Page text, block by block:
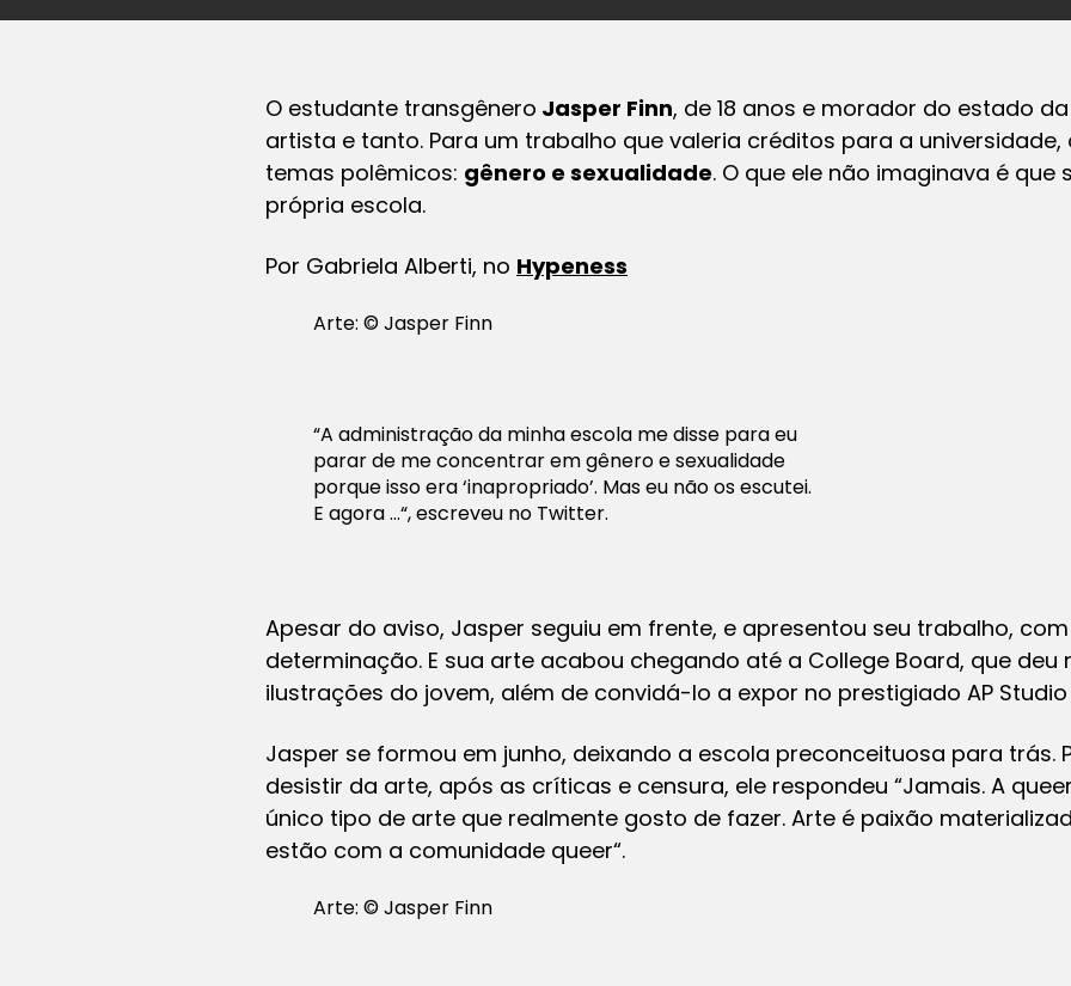
O estudante transgênero Jasper Finn, de 18 anos e morador do estado da
artista e tanto. Para um trabalho que valeria créditos para a universidade,
temas polêmicos: gênero e sexualidade. O que ele não imaginava é que
própria escola.
Por Gabriela Alberti, no Hypeness
Arte: © Jasper Finn
“A administração da minha escola me disse para eu
parar de me concentrar em gênero e sexualidade
porque isso era ‘inapropriado’. Mas eu não os escutei.
E agora …“, escreveu no Twitter.
Apesar do aviso, Jasper seguiu em frente, e apresentou seu trabalho,
determinação. E sua arte acabou chegando até a College Board, que deu
ilustrações do jovem, além de convidá-lo a expor no prestigiado AP Studio
Jasper se formou em junho, deixando a escola preconceituosa para trás.
desistir da arte, após as críticas e censura, ele respondeu “Jamais. A
único tipo de arte que realmente gosto de fazer. Arte é paixão
estão com a comunidade queer“.
Arte: © Jasper Finn